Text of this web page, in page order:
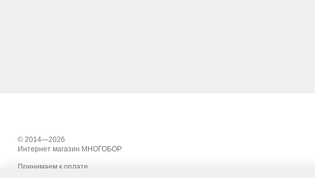
© 2014—2026
Интернет магазин МНОГОБОР
Принимаем к оплате